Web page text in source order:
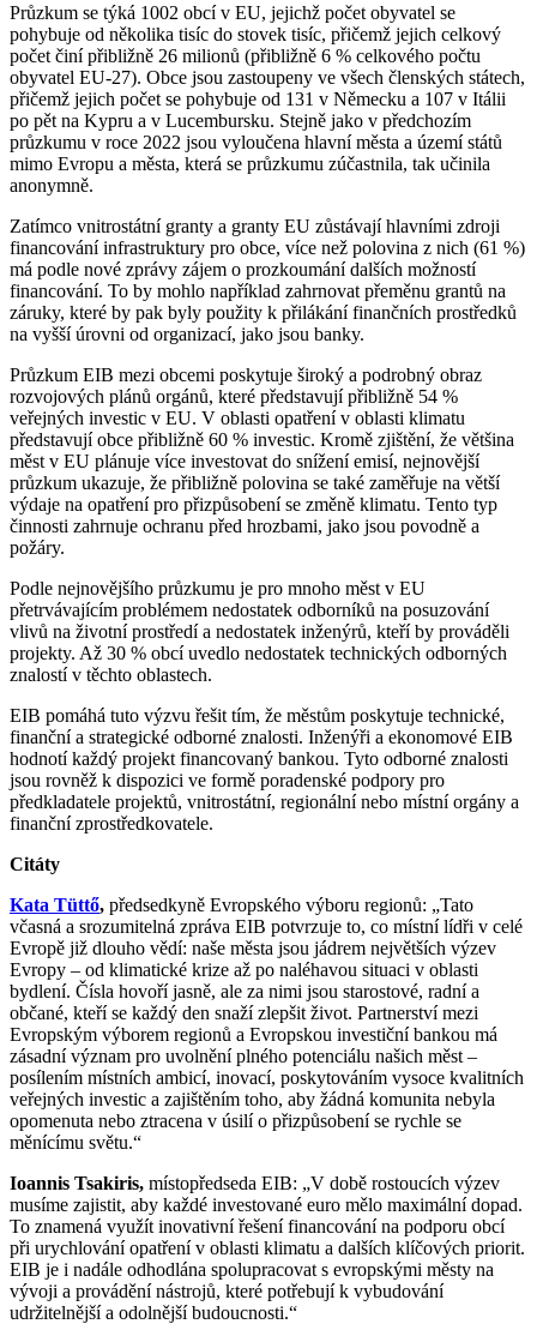
Průzkum se týká 1002 obcí v EU, jejichž počet obyvatel se
pohybuje od několika tisíc do stovek tisíc, přičemž jejich celkový
počet činí přibližně 26 milionů (přibližně 6 % celkového počtu
obyvatel EU-27). Obce jsou zastoupeny ve všech členských státech,
přičemž jejich počet se pohybuje od 131 v Německu a 107 v Itálii
po pět na Kypru a v Lucembursku. Stejně jako v předchozím
průzkumu v roce 2022 jsou vyloučena hlavní města a území států
mimo Evropu a města, která se průzkumu zúčastnila, tak učinila
anonymně.
Zatímco vnitrostátní granty a granty EU zůstávají hlavními zdroji
financování infrastruktury pro obce, více než polovina z nich (61 %)
má podle nové zprávy zájem o prozkoumání dalších možností
financování. To by mohlo například zahrnovat přeměnu grantů na
záruky, které by pak byly použity k přilákání finančních prostředků
na vyšší úrovni od organizací, jako jsou banky.
Průzkum EIB mezi obcemi poskytuje široký a podrobný obraz
rozvojových plánů orgánů, které představují přibližně 54 %
veřejných investic v EU. V oblasti opatření v oblasti klimatu
představují obce přibližně 60 % investic. Kromě zjištění, že většina
měst v EU plánuje více investovat do snížení emisí, nejnovější
průzkum ukazuje, že přibližně polovina se také zaměřuje na větší
výdaje na opatření pro přizpůsobení se změně klimatu. Tento typ
činnosti zahrnuje ochranu před hrozbami, jako jsou povodně a
požáry.
Podle nejnovějšího průzkumu je pro mnoho měst v EU
přetrvávajícím problémem nedostatek odborníků na posuzování
vlivů na životní prostředí a nedostatek inženýrů, kteří by prováděli
projekty. Až 30 % obcí uvedlo nedostatek technických odborných
znalostí v těchto oblastech.
EIB pomáhá tuto výzvu řešit tím, že městům poskytuje technické,
finanční a strategické odborné znalosti. Inženýři a ekonomové EIB
hodnotí každý projekt financovaný bankou. Tyto odborné znalosti
jsou rovněž k dispozici ve formě poradenské podpory pro
předkladatele projektů, vnitrostátní, regionální nebo místní orgány a
finanční zprostředkovatele.
Citáty
Kata Tüttő, předsedkyně Evropského výboru regionů: „Tato
včasná a srozumitelná zpráva EIB potvrzuje to, co místní lídři v celé
Evropě již dlouho vědí: naše města jsou jádrem největších výzev
Evropy – od klimatické krize až po naléhavou situaci v oblasti
bydlení. Čísla hovoří jasně, ale za nimi jsou starostové, radní a
občané, kteří se každý den snaží zlepšit život. Partnerství mezi
Evropským výborem regionů a Evropskou investiční bankou má
zásadní význam pro uvolnění plného potenciálu našich měst –
posílením místních ambicí, inovací, poskytováním vysoce kvalitních
veřejných investic a zajištěním toho, aby žádná komunita nebyla
opomenuta nebo ztracena v úsilí o přizpůsobení se rychle se
měnícímu světu.“
Ioannis Tsakiris, místopředseda EIB: „V době rostoucích výzev
musíme zajistit, aby každé investované euro mělo maximální dopad.
To znamená využít inovativní řešení financování na podporu obcí
při urychlování opatření v oblasti klimatu a dalších klíčových priorit.
EIB je i nadále odhodlána spolupracovat s evropskými městy na
vývoji a provádění nástrojů, které potřebují k vybudování
udržitelnější a odolnější budoucnosti.“